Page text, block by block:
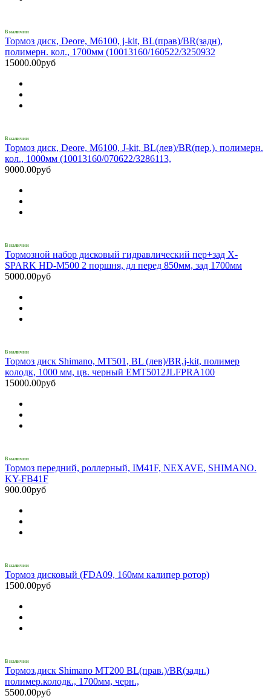
В наличии
Тормоз диск, Deore, M6100, j-kit, BL(прав)/BR(задн),
полимерн. кол., 1700мм (10013160/160522/3250932
15000.00руб
В наличии
Тормоз диск, Deore, M6100, J-kit, BL(лев)/BR(пер.), полимерн.
кол., 1000мм (10013160/070622/3286113,
9000.00руб
В наличии
Тормозной набор дисковый гидравлический пер+зад X-
SPARK HD-M500 2 поршня, дл перед 850мм, зад 1700мм
5000.00руб
В наличии
Тормоз диск Shimano, MT501, BL (лев)/BR,j-kit, полимер
колодк, 1000 мм, цв. черный EMT5012JLFPRA100
15000.00руб
В наличии
Тормоз передний, роллерный, IM41F, NEXAVE, SHIMANO.
KY-FB41F
900.00руб
В наличии
Тормоз дисковый (FDA09, 160мм калипер ротор)
1500.00руб
В наличии
Тормоз.диск Shimano MT200 BL(прав.)/BR(задн.)
полимер.колодк., 1700мм, черн.,
5500.00руб